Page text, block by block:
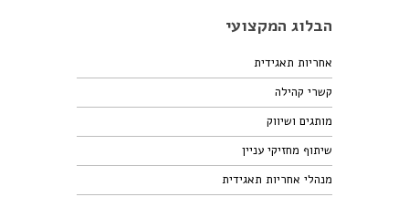
הבלוג המקצועי
אחריות תאגידית
קשרי קהילה
מותגים ושיווק
שיתוף מחזיקי עניין
מנהלי אחריות תאגידית